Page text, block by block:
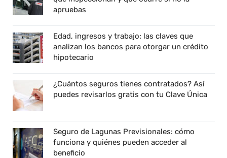
apruebas
Edad, ingresos y trabajo: las claves que
analizan los bancos para otorgar un crédito
hipotecario
¿Cuántos seguros tienes contratados? Así
puedes revisarlos gratis con tu Clave Única
Seguro de Lagunas Previsionales: cómo
funciona y quiénes pueden acceder al
beneficio